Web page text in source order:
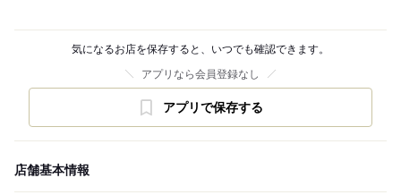
気になるお店を保存すると、いつでも確認できます。
アプリなら会員登録なし
アプリで保存する
店舗基本情報